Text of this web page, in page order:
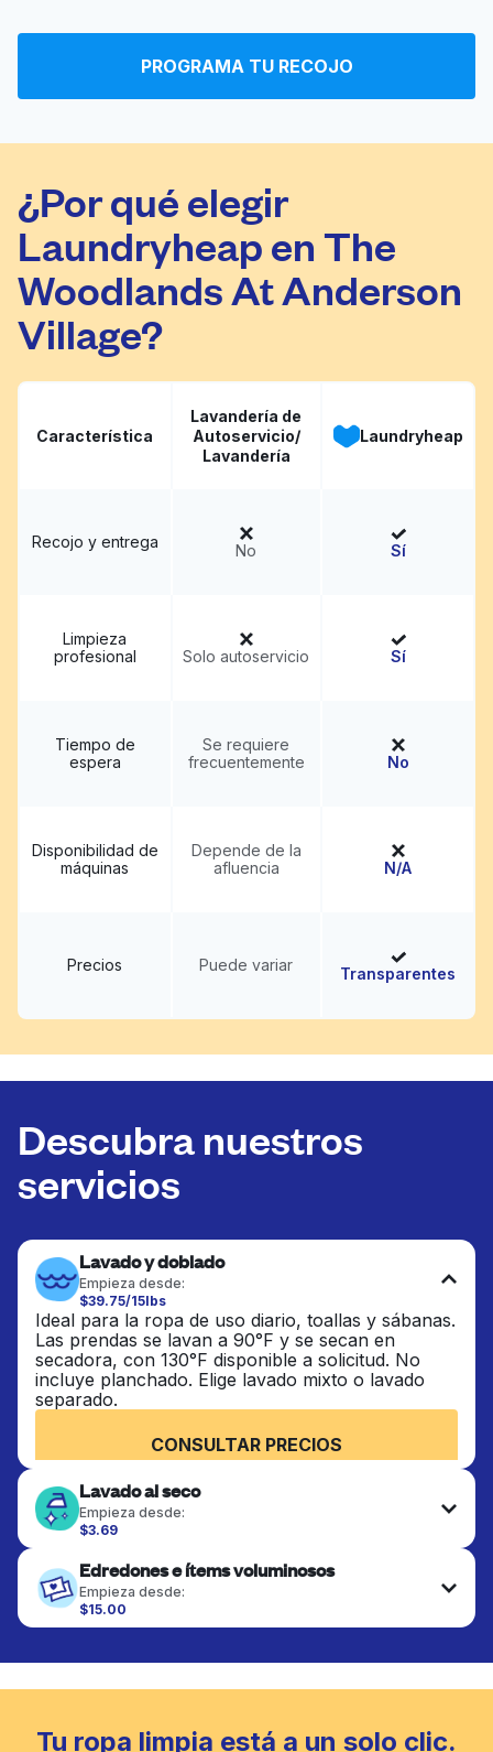
PROGRAMA TU RECOJO
¿Por qué elegir
Laundryheap en The
Woodlands At Anderson
Village?
Característica
Lavandería de
Autoservicio/
Lavandería
Laundryheap
Recojo y entrega No Sí
Limpieza
profesional
Solo autoservicio Sí
Tiempo de
espera
Se requiere
frecuentemente
No
Disponibilidad de
máquinas
Depende de la
afluencia
N/A
Precios Puede variar Transparentes
Descubra nuestros
servicios
Lavado y doblado
Empieza desde:
$39.75/15lbs
Ideal para la ropa de uso diario, toallas y sábanas.
Las prendas se lavan a 90°F y se secan en
secadora, con 130°F disponible a solicitud. No
incluye planchado. Elige lavado mixto o lavado
separado.
CONSULTAR PRECIOS
Lavado al seco
Empieza desde:
$3.69
terminan de forma profesional. Adecuado para
trajes, vestidos, abrigos y telas que requieren
cuidado especial para mantener su forma, color y
textura.
Edredones e ítems voluminosos
Empieza desde:
$15.00
Los artículos grandes como edredones, mantas y
completamente. Diseñado para refrescar piezas
más pesadas que no caben en una lavadora
Tu ropa limpia está a un solo clic.